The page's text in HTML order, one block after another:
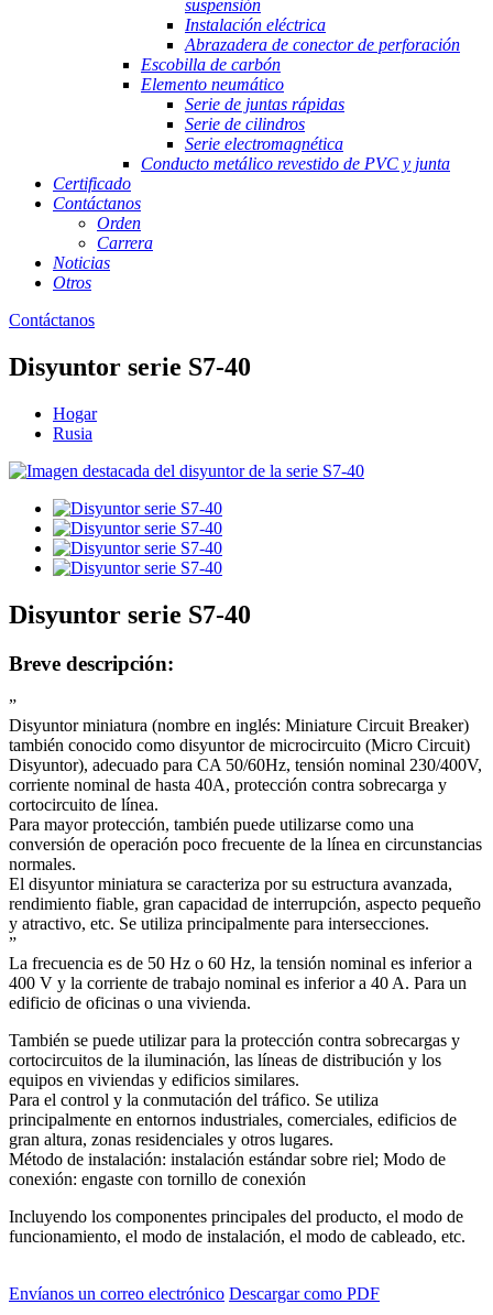
suspensión
Instalación eléctrica
Abrazadera de conector de perforación
Escobilla de carbón
Elemento neumático
Serie de juntas rápidas
Serie de cilindros
Serie electromagnética
Conducto metálico revestido de PVC y junta
Certificado
Contáctanos
Orden
Carrera
Noticias
Otros
Contáctanos
Disyuntor serie S7-40
Hogar
Rusia
Disyuntor serie S7-40
Breve descripción:
”
Disyuntor miniatura (nombre en inglés: Miniature Circuit Breaker)
también conocido como disyuntor de microcircuito (Micro Circuit)
Disyuntor), adecuado para CA 50/60Hz, tensión nominal 230/400V,
corriente nominal de hasta 40A, protección contra sobrecarga y
cortocircuito de línea.
Para mayor protección, también puede utilizarse como una
conversión de operación poco frecuente de la línea en circunstancias
normales.
El disyuntor miniatura se caracteriza por su estructura avanzada,
rendimiento fiable, gran capacidad de interrupción, aspecto pequeño
y atractivo, etc. Se utiliza principalmente para intersecciones.
”
La frecuencia es de 50 Hz o 60 Hz, la tensión nominal es inferior a
400 V y la corriente de trabajo nominal es inferior a 40 A. Para un
edificio de oficinas o una vivienda.
También se puede utilizar para la protección contra sobrecargas y
cortocircuitos de la iluminación, las líneas de distribución y los
equipos en viviendas y edificios similares.
Para el control y la conmutación del tráfico. Se utiliza
principalmente en entornos industriales, comerciales, edificios de
gran altura, zonas residenciales y otros lugares.
Método de instalación: instalación estándar sobre riel; Modo de
conexión: engaste con tornillo de conexión
Incluyendo los componentes principales del producto, el modo de
funcionamiento, el modo de instalación, el modo de cableado, etc.
Envíanos un correo electrónico Descargar como PDF